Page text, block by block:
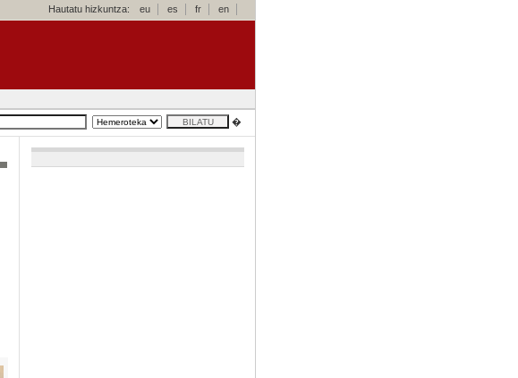
Hautatu hizkuntza: eu es fr en
�